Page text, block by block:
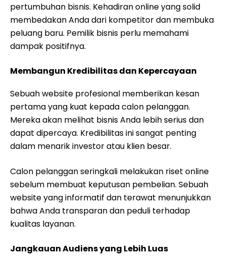
pertumbuhan bisnis. Kehadiran online yang solid
membedakan Anda dari kompetitor dan membuka
peluang baru. Pemilik bisnis perlu memahami
dampak positifnya.
Membangun Kredibilitas dan Kepercayaan
Sebuah website profesional memberikan kesan
pertama yang kuat kepada calon pelanggan.
Mereka akan melihat bisnis Anda lebih serius dan
dapat dipercaya. Kredibilitas ini sangat penting
dalam menarik investor atau klien besar.
Calon pelanggan seringkali melakukan riset online
sebelum membuat keputusan pembelian. Sebuah
website yang informatif dan terawat menunjukkan
bahwa Anda transparan dan peduli terhadap
kualitas layanan.
Jangkauan Audiens yang Lebih Luas